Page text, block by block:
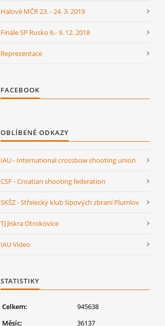
Halové MČR 23. - 24. 3. 2019
Finále SP Rusko 6.- 9. 12. 2018
Reprezentace
FACEBOOK
OBLÍBENÉ ODKAZY
IAU - International crossbow shooting union
CSF - Croatian shooting federation
SKŠZ - Střelecký klub šípových zbraní Plumlov
TJ Jiskra Otrokovice
IAU Video
STATISTIKY
Celkem:
945638
Měsíc:
36137